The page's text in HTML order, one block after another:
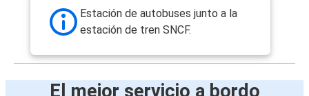
Estación de autobuses junto a la
estación de tren SNCF.
El mejor servicio a bordo